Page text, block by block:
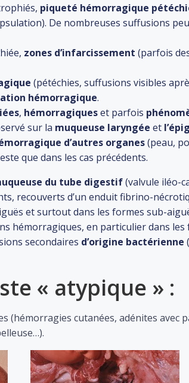
piqueté hémorragique
De nombreuses suffusions
zones d’infarcissement (parfois
(pétéchies, suffusions visibles
hémorragique.
, hémorragiqueset parfois
sur la muqueuse laryngée et
d’autres organes(peau,
que dans les cas précédents.
du tube digestif(valvule iléo-
recouverts d’un enduit fibrino-
et surtout dans les formes sub-
hémorragiques, en particulier dans
secondaires d’origine bactérienne
« atypique » :
(hémorragies cutanées, adénites avec